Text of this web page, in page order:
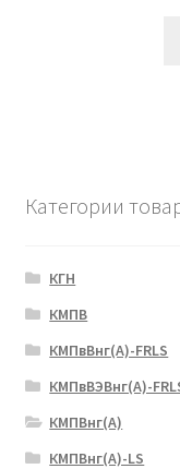
Категории
КГН
КМПВ
КМПвВнг(А)-FRLS
КМПвВЭВнг(А)-
КМПВнг(А)
КМПВнг(А)-LS